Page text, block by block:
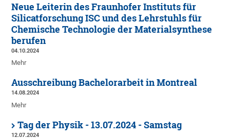
Neue Leiterin des Fraunhofer Instituts für
Silicatforschung ISC und des Lehrstuhls für
Chemische Technologie der Materialsynthese
berufen
04.10.2024
Mehr
Ausschreibung Bachelorarbeit in Montreal
14.08.2024
Mehr
Tag der Physik - 13.07.2024 - Samstag
12.07.2024